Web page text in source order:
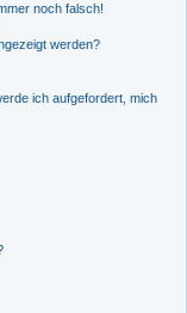
noch falsch!
werden?
ich aufgefordert, mich